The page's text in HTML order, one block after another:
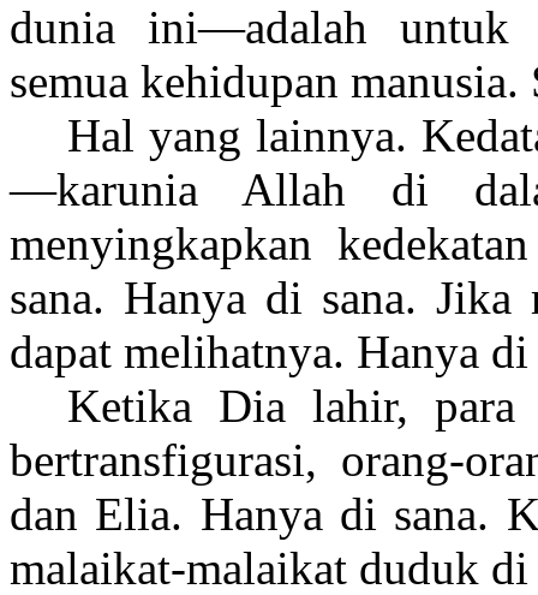
dunia ini—adalah untuk
semua kehidupan manusia.
Hal yang lainnya.
—karunia Allah di
menyingkapkan
sana. Hanya di sana.
dapat melihatnya. Hanya di
Ketika Dia lahir, para
bertransfigurasi, orang-
dan Elia. Hanya di sana.
malaikat-malaikat duduk